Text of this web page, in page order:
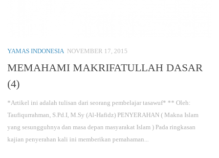
YAMAS INDONESIA NOVEMBER 17, 2015
MEMAHAMI MAKRIFATULLAH DASAR
(4)
*Artikel ini adalah tulisan dari seorang pembelajar tasawuf* ** Oleh:
Taufiqurrahman, S.Pd.I, M.Sy (Al-Hafidz) PENYERAHAN ( Makna Islam
yang sesungguhnya dan masa depan masyarakat Islam ) Pada ringkasan
kajian penyerahan kali ini memberikan pemahaman...